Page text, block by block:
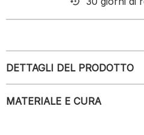
DETTAGLI DEL PRODOTTO
MATERIALE E CURA